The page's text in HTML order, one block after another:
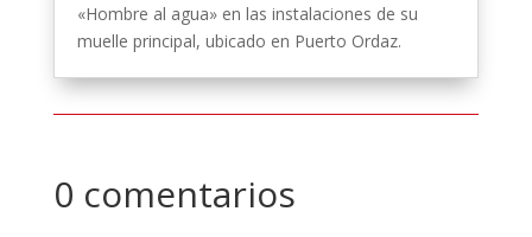
«Hombre al agua» en las instalaciones de su
muelle principal, ubicado en Puerto Ordaz.
0 comentarios